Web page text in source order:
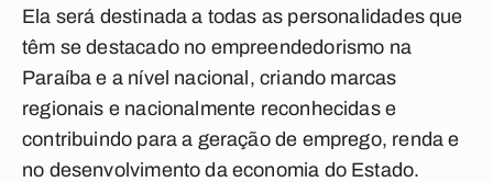
Ela será destinada a todas as personalidades que
têm se destacado no empreendedorismo na
Paraíba e a nível nacional, criando marcas
regionais e nacionalmente reconhecidas e
contribuindo para a geração de emprego, renda e
no desenvolvimento da economia do Estado.